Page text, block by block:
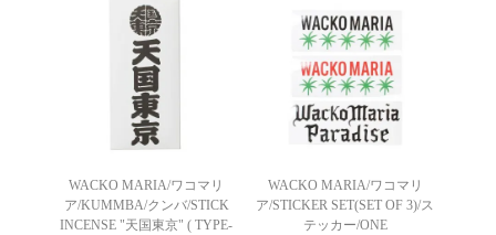
WACKO MARIA/ワコマリ
ア/KUMMBA/クンバ/STICK
INCENSE "天国東京" ( TYPE-
WACKO MARIA/ワコマリ
ア/STICKER SET(SET OF 3)/ス
テッカー/ONE